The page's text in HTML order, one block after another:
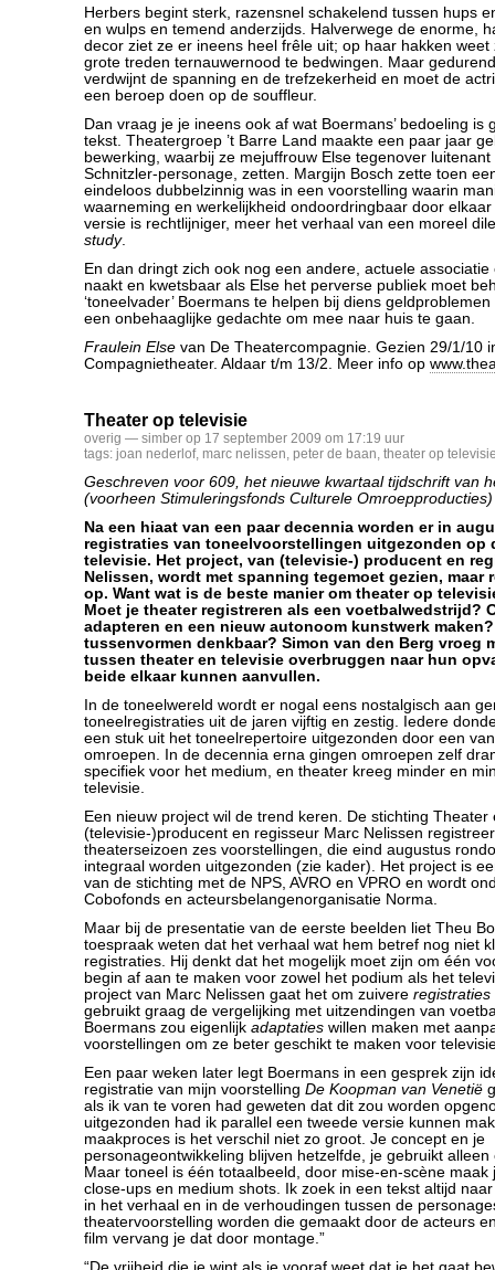
Herbers begint sterk, razensnel schakelend tussen hups
en wulps en temend anderzijds. Halverwege de enorme,
decor ziet ze er ineens heel frêle uit; op haar hakken
grote treden ternauwernood te bedwingen. Maar
verdwijnt de spanning en de trefzekerheid en moet de
een beroep doen op de souffleur.
Dan vraag je je ineens ook af wat Boermans’ bedoeling is
tekst. Theatergroep ’t Barre Land maakte een paar jaar
bewerking, waarbij ze mejuffrouw Else tegenover
Schnitzler-personage, zetten. Margijn Bosch zette toen
eindeloos dubbelzinnig was in een voorstelling waarin
waarneming en werkelijkheid ondoordringbaar door elkaar
versie is rechtlijniger, meer het verhaal van een moreel
study.
En dan dringt zich ook nog een andere, actuele
naakt en kwetsbaar als Else het perverse publiek moet
‘toneelvader’ Boermans te helpen bij diens
een onbehaaglijke gedachte om mee naar huis te gaan.
Fraulein Else van De Theatercompagnie. Gezien 29/1/10
Compagnietheater. Aldaar t/m 13/2. Meer info op
Theater op televisie
overig — simber op 17 september 2009 om 17:19 uur
tags: joan nederlof, marc nelissen, peter de baan, theater op
Geschreven voor 609, het nieuwe kwartaal tijdschrift van
(voorheen Stimuleringsfonds Culturele Omroepproducties)
Na een hiaat van een paar decennia worden er in
registraties van toneelvoorstellingen uitgezonden op
televisie. Het project, van (televisie-) producent en
Nelissen, wordt met spanning tegemoet gezien, maar
op. Want wat is de beste manier om theater op
Moet je theater registreren als een voetbalwedstrijd?
adapteren en een nieuw autonoom kunstwerk
tussenvormen denkbaar? Simon van den Berg vroeg
tussen theater en televisie overbruggen naar hun
beide elkaar kunnen aanvullen.
In de toneelwereld wordt er nogal eens nostalgisch aan
toneelregistraties uit de jaren vijftig en zestig. Iedere
een stuk uit het toneelrepertoire uitgezonden door een
omroepen. In de decennia erna gingen omroepen zelf
specifiek voor het medium, en theater kreeg minder en
televisie.
Een nieuw project wil de trend keren. De stichting Theater
(televisie-)producent en regisseur Marc Nelissen
theaterseizoen zes voorstellingen, die eind augustus
integraal worden uitgezonden (zie kader). Het project is
van de stichting met de NPS, AVRO en VPRO en wordt
Cobofonds en acteursbelangenorganisatie Norma.
Maar bij de presentatie van de eerste beelden liet Theu
toespraak weten dat het verhaal wat hem betref nog niet
registraties. Hij denkt dat het mogelijk moet zijn om één
begin af aan te maken voor zowel het podium als het
project van Marc Nelissen gaat het om zuivere registraties
gebruikt graag de vergelijking met uitzendingen van
Boermans zou eigenlijk adaptaties willen maken met
voorstellingen om ze beter geschikt te maken voor
Een paar weken later legt Boermans in een gesprek zijn
registratie van mijn voorstelling De Koopman van Venetië
als ik van te voren had geweten dat dit zou worden
uitgezonden had ik parallel een tweede versie kunnen
maakproces is het verschil niet zo groot. Je concept en je
personageontwikkeling blijven hetzelfde, je gebruikt
Maar toneel is één totaalbeeld, door mise-en-scène maak
close-ups en medium shots. Ik zoek in een tekst altijd
in het verhaal en in de verhoudingen tussen de
theatervoorstelling worden die gemaakt door de acteurs
film vervang je dat door montage.”